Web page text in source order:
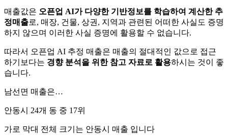
매출값은 오픈업 AI가 다양한 기반정보를 학습하여 계산한 추
정매출로, 매장, 건물, 상권, 지역과 관련된 어떠한 사실도 증명
하지 않으며 이러한 사실 증명에 활용할 수 없습니다.
따라서 오픈업 AI 추정 매출은 매출의 절대적인 값으로 접근
하기보다는 경향 분석을 위한 참고 자료로 활용하시는 것이 좋
습니다.
남선면 매출은…
안동시 24개 동 중 17위
가로 막대 전체 크기는 안동시 매출 입니다